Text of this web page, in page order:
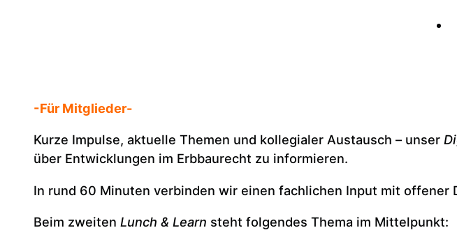
-Für Mitglieder-
Kurze Impulse, aktuelle Themen und kollegialer Austausch – unser
über Entwicklungen im Erbbaurecht zu informieren.
In rund 60 Minuten verbinden wir einen fachlichen Input mit offener
Beim zweiten Lunch & Learn steht folgendes Thema im Mittelpunkt: